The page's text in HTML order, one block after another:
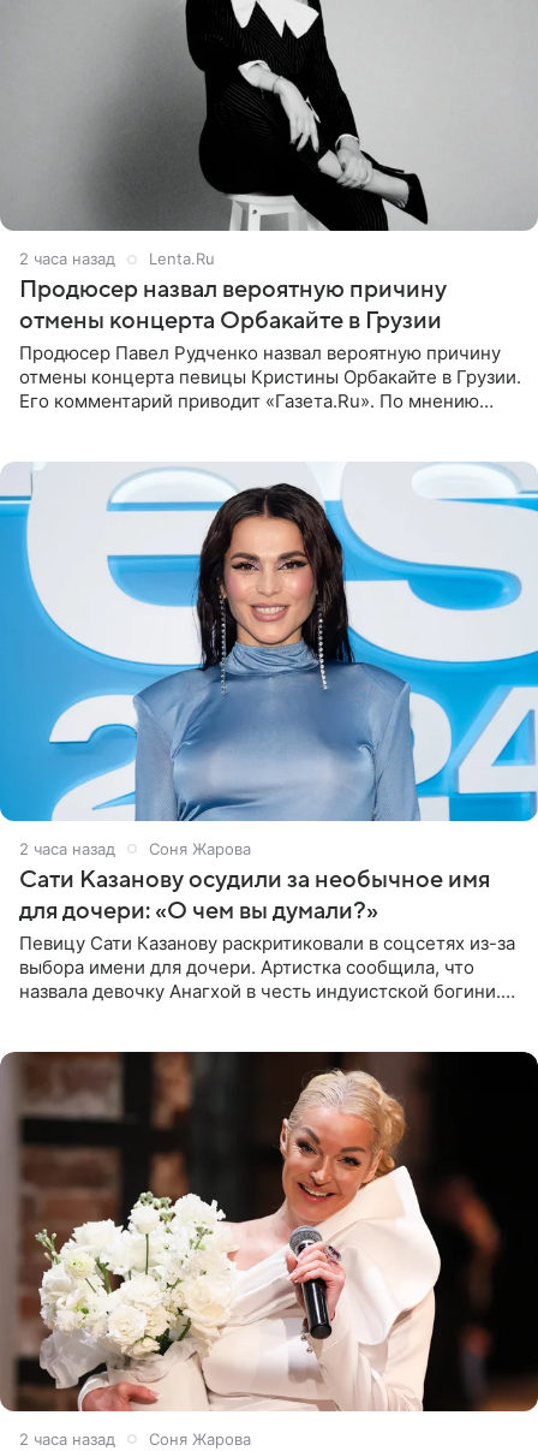
2 часа назад Lenta.Ru
Продюсер назвал вероятную причину
отмены концерта Орбакайте в Грузии
Продюсер Павел Рудченко назвал вероятную причину
отмены концерта певицы Кристины Орбакайте в Грузии.
Его комментарий приводит «Газета.Ru». По мнению
2 часа назад Соня Жарова
Сати Казанову осудили за необычное имя
для дочери: «О чем вы думали?»
Певицу Сати Казанову раскритиковали в соцсетях из-за
выбора имени для дочери. Артистка сообщила, что
назвала девочку Анагхой в честь индуистской богини.
2 часа назад Соня Жарова